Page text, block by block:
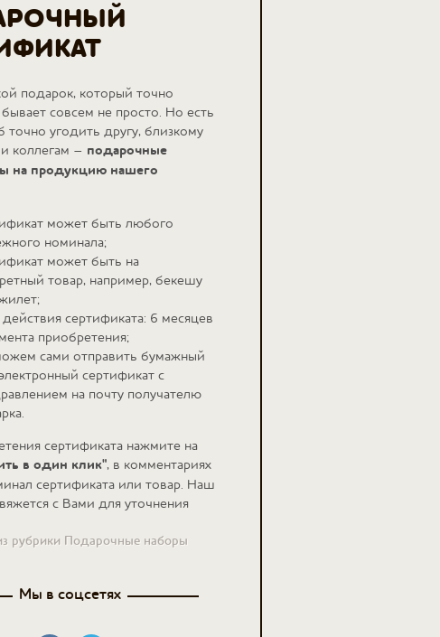
подарок, который точно
бывает совсем не просто. Но есть
точно угодить другу, близкому
коллегам – подарочные
на продукцию нашего
может быть любого
номинала;
может быть на
товар, например, бекешу
действия сертификата: 6 месяцев
приобретения;
сами отправить бумажный
сертификат с
на почту получателю
сертификата нажмите на
в один клик", в комментариях
сертификата или товар. Наш
с Вами для уточнения
рубрики Подарочные наборы
Мы в соцсетях